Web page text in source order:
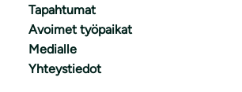
Tapahtumat
Avoimet työpaikat
Medialle
Yhteystiedot